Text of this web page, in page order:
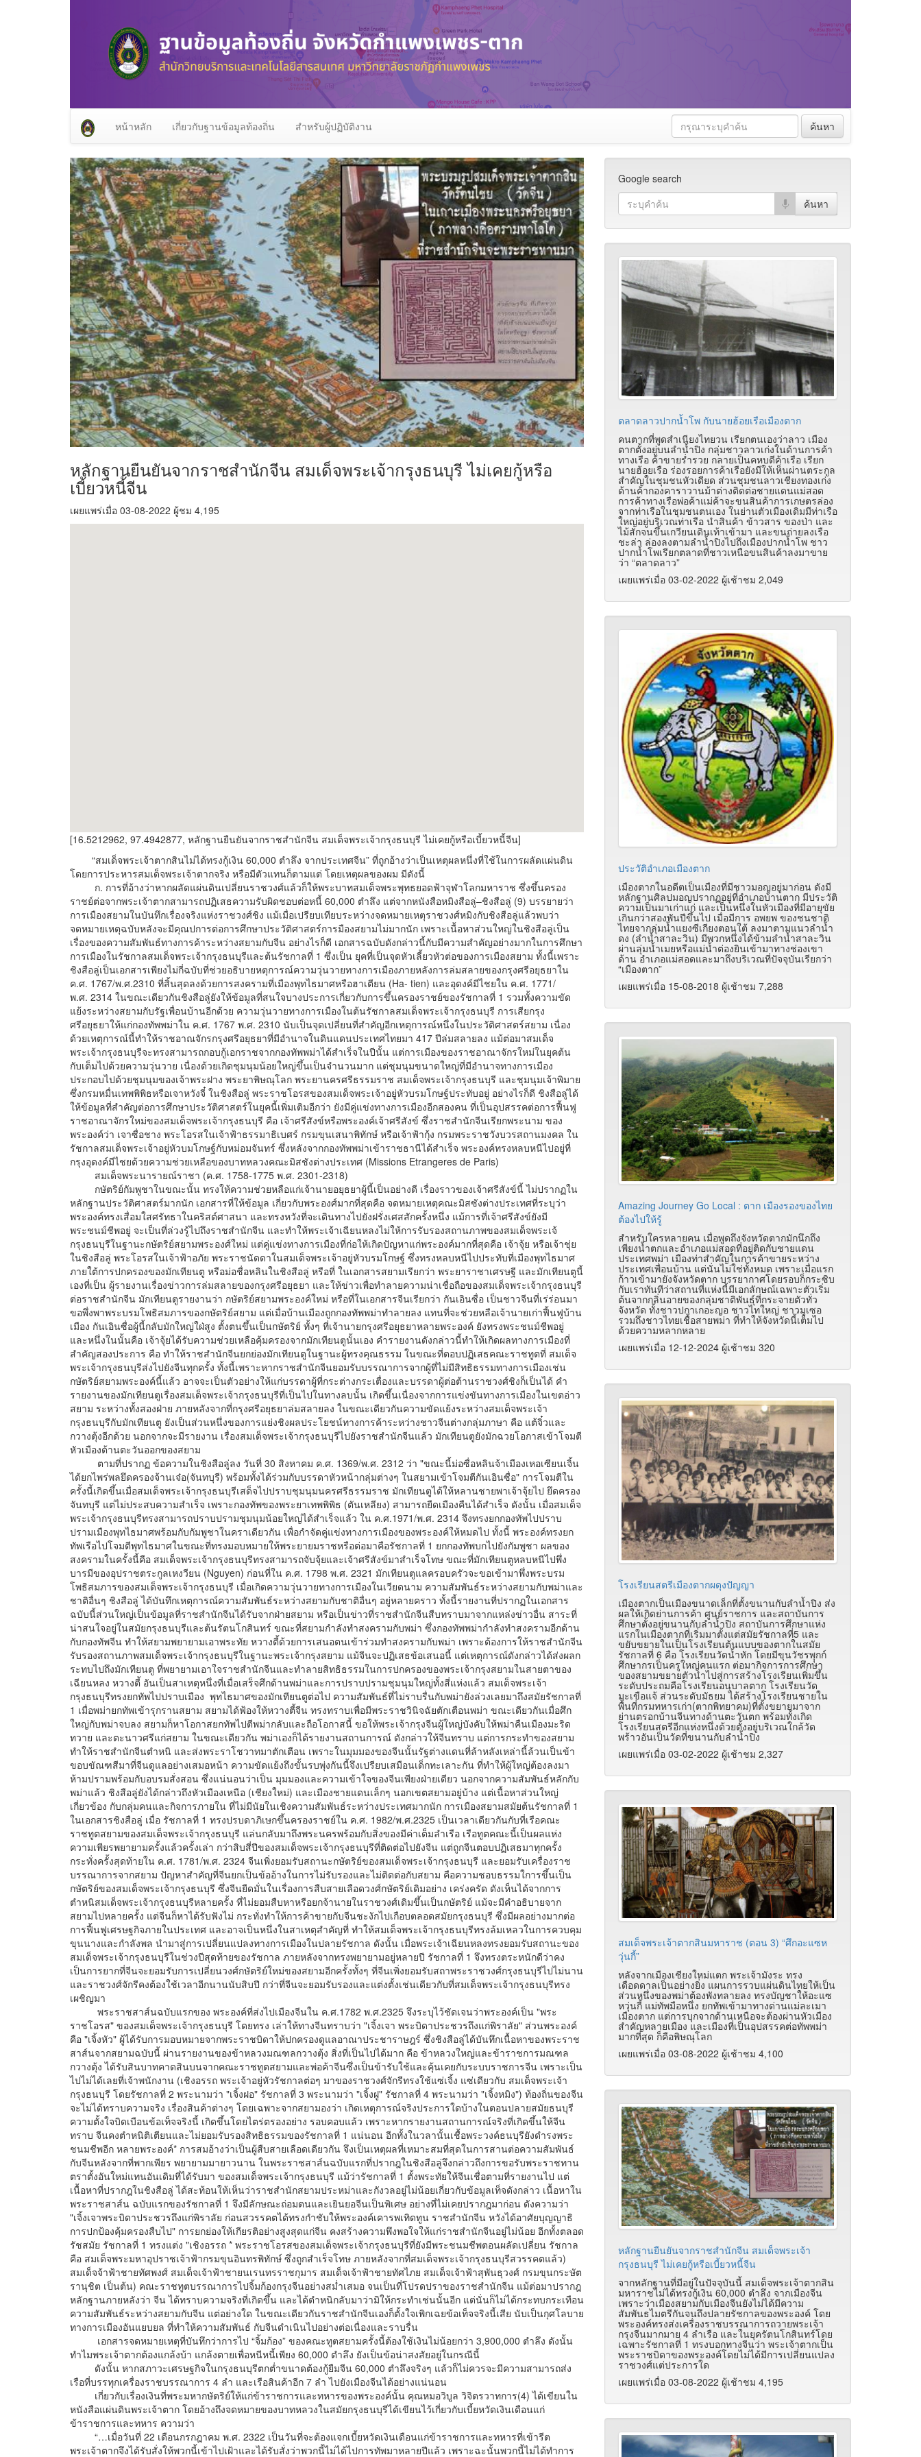
หน้าหลัก เกี่ยวกับฐานข้อมูลท้องถิ่น สำหรับผู้ปฏิบัติงาน ค้นหา
หลักฐานยืนยันจากราชสำนักจีน สมเด็จพระเจ้ากรุงธนบุรี ไม่เคยกู้หรือ
เบี้ยวหนี้จีน
เผยแพร่เมื่อ 03-08-2022 ผู้ชม 4,195
[16.5212962, 97.4942877, หลักฐานยืนยันจากราชสำนักจีน สมเด็จพระเจ้ากรุงธนบุรี ไม่เคยกู้หรือเบี้ยวหนี้จีน]
“สมเด็จพระเจ้าตากสินไม่ได้ทรงกู้เงิน 60,000 ตำลึง จากประเทศจีน” ที่ถูกอ้างว่าเป็นเหตุผลหนึ่งที่ใช้ในการผลัดแผ่นดิน
โดยการประหารสมเด็จพระเจ้าตากจริง หรือมีตัวแทนก็ตามแต่ โดยเหตุผลของผม มีดังนี้
ก. การที่อ้างว่าหากผลัดแผ่นดินเปลี่ยนราชวงศ์แล้วก็ให้พระบาทสมเด็จพระพุทธยอดฟ้าจุฬาโลกมหาราช ซึ่งขึ้นครอง
ราชย์ต่อจากพระเจ้าตากสามารถปฏิเสธความรับผิดชอบต่อหนี้ 60,000 ตำลึง แต่จากหนังสือหมิงสือลู่–ชิงสือลู่ (9) บรรยายว่า
การเมืองสยามในบันทึกเรื่องจริงแห่งราชวงศ์ชิง แม้เมื่อเปรียบเทียบระหว่างจดหมายเหตุราชวงศ์หมิงกับชิงสือลู่แล้วพบว่า
จดหมายเหตุฉบับหลังจะมีคุณปการต่อการศึกษาประวัติศาสตร์การมืองสยามไม่มากนัก เพราะเนื้อหาส่วนใหญ่ในชิงสือลู่เป็น
เรื่องของความสัมพันธ์ทางการค้าระหว่างสยามกับจีน อย่างไรก็ดี เอกสารฉบับดังกล่าวนี้กับมีความสำคัญอย่างมากในการศึกษา
การเมืองในรัชกาลสมเด็จพระเจ้ากรุงธนบุรีและต้นรัชกาลที่ 1 ซึ่งเป็น ยุคที่เป็นจุดหัวเลี้ยวหัวต่อของการเมืองสยาม ทั้งนี้เพราะ
ชิงสือลู่เป็นเอกสารเพียงไม่กี่ฉบับที่ช่วยอธิบายหตุการณ์ความวุ่นวายทางการเมืองภายหลังการล่มสลายของกรุงศรีอยุธยาใน
ค.ศ. 1767/พ.ศ.2310 ที่สิ้นสุดลงด้วยการสงครามที่เมืองพุทไธมาศหรือฮาเตียน (Ha- tien) และอุดงค์มีไชยใน ค.ศ. 1771/
พ.ศ. 2314 ในขณะเดียวกันชิงสือลู่ยังให้ข้อมูลที่สนใจบางประการเกี่ยวกับการขึ้นครองราชย์ของรัชกาลที่ 1 รวมทั้งความขัด
แย้งระหว่างสยามกับรัฐเพื่อนบ้านอีกด้วย ความวุ่นวายทางการเมืองในต้นรัชกาลสมเด็จพระเจ้ากรุงธนบุรี การเสียกรุง
ศรีอยุธยาให้แก่กองทัพพม่าใน ค.ศ. 1767 พ.ศ. 2310 นับเป็นจุดเปลี่ยนที่สำคัญอีกเหตุการณ์หนึ่งในประวัติศาสตร์สยาม เนื่อง
ด้วยเหตุการณ์นี้ทำให้ราชอาณจักรกรุงศรีอยุธยาที่มีอำนาจในดินแดนประเทศไทยมา 417 ปีล่มสลายลง แม้ต่อมาสมเด็จ
พระเจ้ากรุงธนบุรีจะทรงสามารถกอบกู้เอกราชจากกองทัพพม่าได้สำเร็จในปีนั้น แต่การเมืองของราชอาณาจักรใหม่ในยุคต้น
กับเต็มไปด้วยความวุ่นวาย เนื่องด้วยเกิดชุมนุมน้อยใหญ่ขึ้นเป็นจำนวนมาก แต่ชุมนุมขนาดใหญ่ที่มีอำนาจทางการเมือง
ประกอบไปด้วยชุมนุมของเจ้าพระฝาง พระยาพิษณุโลก พระยานครศรีธรรมราช สมเด็จพระเจ้ากรุงธนบุรี และชุมนุมเจ้าพิมาย
ซึ่งกรมหมื่นเทพพิพิธหรือเจาหวังจี๋ ในชิงสือลู่ พระราชโอรสของสมเด็จพระเจ้าอยู่หัวบรมโกษฐ์ประทับอยู่ อย่างไรก็ดี ชิงสือลู่ได้
ให้ข้อมูลที่สำคัญต่อการศึกษาประวัติศาสตร์ในยุคนี้เพิ่มเติมอีกว่า ยังมีคู่แข่งทางการเมืองอีกสองคน ที่เป็นอุปสรรคต่อการฟื้นฟู
ราชอาณาจักรใหม่ของสมเด็จพระเจ้ากรุงธนบุรี คือ เจ้าศรีสังข์หรือพระองค์เจ้าศรีสังข์ ซึ่งราชสำนักจีนเรียกพระนาม ของ
พระองค์ว่า เจาซื่อชาง พระโอรสในเจ้าฟ้าธรรมาธิเบศร์ กรมขุนเสนาพิทักษ์ หรือเจ้าฟ้ากุ้ง กรมพระราชวังบวรสถานมงคล ใน
รัชกาลสมเด็จพระเจ้าอยู่หัวบมโกษฐ์กับหม่อมจันทร์ ซึ่งหลังจากกองทัพพม่าเข้าราชธานีได้สำเร็จ พระองค์ทรงหลบหนีไปอยู่ที่
กรุงอุดงค์มีไชยด้วยความช่วยเหลือของบาทหลวงคณะมิสชังต่างประเทศ (Missions Etrangeres de Paris)
สมเด็จพระนารายณ์ราชา (ค.ศ. 1758-1775 พ.ศ. 2301-2318)
กษัตริย์กัมพูชาในขณะนั้น ทรงให้ความช่วยหลือแก่เจ้านายอยุธยาผู้นี้เป็นอย่างดี เรื่องราวของเจ้าศรีสังข์นี้ ไม่ปรากฏใน
หลักฐานประวัติศาสตร์มากนัก เอกสารที่ให้ข้อมูล เกี่ยวกับพระองศ์มากที่สุดคือ จดหมายเหตุคณะมิสซังต่างประเทศที่ระบุว่า
พระองค์ทรงเสื่อมใสศรัทธาในคริสต์ศาสนา และทรงหวังที่จะเดินทางไปยังฝรั่งเศสสักครั้งหนึ่ง แม้การที่เจ้าศรีสังข์ยังมี
พระชนม์ชีพอยู่ จะเป็นที่ล่วงรู้ไปถึงราชสำนักจีน และทำให้พระเจ้าเฉียนหลงไม่ให้การรับรองสถานภาพของสมเด็จพระเจ้
กรุงธนบุรีในฐานะกษัตริย์สยามพระองศ์ใหม่ แต่คู่แข่งทางการเมืองที่ก่อให้เกิดปัญหาแก่พระองค์มากที่สุดคือ เจ้าจุ้ย หรือเจ้าชุ่ย
ในชิงสือลู่ พระโอรสในเจ้าฟ้าอภัย พระราชนัดดาในสมเด็จพระเจ้าอยู่หัวบรมโกษฐ์ ซึ่งทรงหลบหนีไปประทับที่เมืองพุทไธมาศ
ภายใต้การปกครองของมักเทียนตู หรือม่อชื่อหลินในชิงสือลู่ หรือที่ ในเอกสารสยามเรียกว่า พระยาราชาเศรษฐี และมักเทียนตูนี้
เองที่เป็น ผู้รายงานเรื่องข่าวการล่มสลายของกรุงศรีอยุธยา และให้ข่าวเพื่อทำลายความน่าเชื่อถือของสมเด็จพระเจ้ากรุงธนบุรี
ต่อราชสำนักจีน มักเทียนตูรายงานว่า กษัตริย์สยามพระองค์ใหม่ หรือที่ในเอกสารจีนเรียกว่า กันเอินซื่อ เป็นชาวจีนที่เร่ร่อนมา
ขอพึ่งพาพระบรมโพธิสมภารของกษัตริย์สยาม แต่เมื่อบ้านเมืองถูกกองทัพพม่าทำลายลง แทนที่จะช่วยหลือเจ้านายเก่าฟื้นฟูบ้าน
เมือง กันเอินซื่อผู้นี้กลับมักใหญ่ใฝ่สูง ตั้งตนขึ้นเป็นกษัตริย์ ทั้งๆ ที่เจ้านายกรุงศรีอยุธยาหลายพระองค์ ยังทรงพระชนม์ชีพอยู่
และหนึ่งในนั้นคือ เจ้าจุ้ยได้รับความช่วยเหลือคุ้มครองจากมักเทียนตูนั้นเอง คำรายงานดังกล่าวนี้ทำให้เกิดผลทางการเมืองที่
สำคัญสองประการ คือ ทำให้ราชสำนักจีนยกย่องมักเทียนตูในฐานะผู้ทรงคุณธรรม ในขณะที่ตอบปฏิเสธคณะราชทูตที่ สมเด็จ
พระเจ้ากรุงธนบุรีส่งไปยังจีนทุกครั้ง ทั้งนี้เพราะหากราชสำนักจีนยอมรับบรรณาการจากผู้ที่ไม่มีสิทธิธรรมทางการเมืองเช่น
กษัตริย์สยามพระองค์นี้แล้ว อาจจะเป็นตัวอย่างให้แก่บรรดาผู้ที่กระต่างกระเตื่องและบรรดาผู้ต่อต้านราชวงศ์ชิงก็เป็นได้ คำ
รายงานของมักเทียนตูเรื่องสมเด็จพระเจ้ากรุงธนบุรีที่เป็นไปในทางลบนั้น เกิดขึ้นเนื่องจากการแข่งขันทางการเมืองในเขตอ่าว
สยาม ระหว่างทั้งสองฝ่าย ภายหลังจากที่กรุงศรีอยุธยาล่มสลายลง ในขณะเดียวกันความขัดแย้งระหว่างสมเด็จพระเจ้า
กรุงธนบุรีกับมักเทียนตู ยังเป็นส่วนหนึ่งของการแย่งชิงผลประโยชน์ทางการค้าระหว่างชาวจีนต่างกลุ่มภาษา คือ แต้จิ๋วและ
กวางตุ้งอีกด้วย นอกจากจะมีรายงาน เรื่องสมเด็จพระเจ้ากรุงธนบุรีไปยังราชสำนักจีนแล้ว มักเทียนตูยังมักฉวยโอกาสเข้าโจมตี
หัวเมืองต้านตะวันออกของสยาม
ตามที่ปรากฏ ข้อความในชิงสือลู่ลง วันที่ 30 สิงหาคม ค.ศ. 1369/พ.ศ. 2312 ว่า "ขณะนี้ม่อซื่อหลินจ้าเมืองเหอเซียนเจิ้น
ได้ยกไพร่พลยึดครองจ้านเจ๋อ(จันทบุรี) พร้อมทั้งได้ร่วมกับบรรดาหัวหน้ากลุ่มต่างๆ ในสยามเข้าโจมตีกันเอินซื่อ" การโจมตีใน
ครั้งนี้เกิดขึ้นเมื่อสมเด็จพระเจ้ากรุงธนบุรีเสด็จไปปราบชุมนุมนครศรีธรรมราช มักเทียนตูได้ให้หลานชายพาเจ้าจุ้ยไป ยึดครอง
จันทบุรี แต่ไม่ประสบความสำเร็จ เพราะกองทัพของพระยาเทพพิพิธ (ตันเหลียง) สามารถยืดเมืองคืนได้สำเร็จ ดังนั้น เมื่อสมเด็จ
พระเจ้ากรุงธนบุรีทรงสามารถปราบปรามชุมนุมน้อยใหญ่ได้สำเร็จแล้ว ใน ค.ศ.1971/พ.ศ. 2314 จึงทรงยกกองทัพไปปราบ
ปรามเมืองพุทไธมาศพร้อมกับกัมพูชาในคราเดียวกัน เพื่อกำจัดคู่แข่งทางการเมืองของพระองค์ให้หมดไป ทั้งนี้ พระองค์ทรงยก
ทัพเรือไปโจมตีพุทไธมาศในขณะที่ทรงมอบหมายให้พระยายมราชหรือต่อมาคือรัชกาลที่ 1 ยกกองทัพบกไปยังกัมพูชา ผลของ
สงครามในครั้งนี้คือ สมเด็จพระเจ้ากรุงธนบุรีทรงสามารถจับจุ้ยและเจ้าศรีสังข์มาสำเร็จโทษ ขณะที่มักเทียนตูหลบหนีไปพึ่ง
บารมีของอุปราชตระกูลเหงวียน (Nguyen) ก่อนที่ใน ค.ศ. 1798 พ.ศ. 2321 มักเทียนตูแลครอบครัวจะขอเข้ามาพึ่งพระบรม
โพธิสมภารของสมเด็จพระเจ้ากรุงธนบุรี เมื่อเกิดความวุ่นวายทางการเมืองในเวียดนาม ความสัมพันธ์ระหว่างสยามกับพม่าและ
ชาติอื่นๆ ชิงสือลู่ ได้บันทึกเหตุการณ์ความสัมพันธ์ระหว่างสยามกับชาติอื่นๆ อยู่หลายคราว ทั้งนี้รายงานที่ปรากฏในเอกสาร
ฉบับนี้ส่วนใหญ่เป็นข้อมูลที่ราชสำนักจีนได้รับจากฝ่ายสยาม หรือเป็นข่าวที่ราชสำนักจีนสืบทราบมาจากแหล่งข่าวอื่น สาระที่
น่าสนใจอยู่ในสมัยกรุงธนบุรีและต้นรัตนโกสินทร์ ขณะที่สยามกำลังทำสงครามกับพม่า ซึ่งกองทัพพม่ากำลังทำสงครามอีกด้าน
กับกองทัพจีน ทำให้สยามพยายามเอาพระทัย หวางตี้ด้วยการเสนอตนเข้าร่วมทำสงครามกับพม่า เพราะต้องการให้ราชสำนักจีน
รับรองสถานภาพสมเด็จพระเจ้ากรุงธนบุรีในฐานะพระเจ้ากรุงสยาม แม้จีนจะปฏิเสธข้อเสนอนี้ แต่เหตุการณ์ดังกล่าวได้ส่งผลก
ระทบไปถึงมักเทียนตู ที่พยายามเอาใจราชสำนักจีนและทำลายสิทธิธรรมในการปกครองของพระเจ้ากรุงสยามในสายตาของ
เฉียนหลง หวางตี้ อันเป็นสาเหตุหนึ่งที่เมื่อเสร็จศึกด้านพม่าและการปราบปรามชุมนุมใหญ่ทั้งสี่แห่งแล้ว สมเด็จพระเจ้า
กรุงธนบุรีทรงยกทัพไปปราบเมือง พุทไธมาศของมักเทียนตูต่อไป ความสัมพันธ์ที่ไม่ราบรื่นกับพม่ายังล่วงเลยมาถึงสมัยรัชกาลที่
1 เมื่อพม่ายกทัพเข้ารุกรานสยาม สยามได้ฟ้องให้หวางตี้จีน ทรงทราบเพื่อมีพระราชวินิจฉัยตักเตือนพม่า ขณะเดียวกันเมื่อศึก
ใหญ่กับพม่าจบลง สยามก็หาโอกาสยกทัพไปตีพม่ากลับและถือโอกาสนี้ ขอให้พระเจ้ากรุงจีนผู้ใหญ่บังคับให้พม่าคืนเมืองมะริด
ทวาย และตะนาวศรีแก่สยาม ในขณะเดียวกัน พม่าเองก็ได้รายงานสถานการณ์ ดังกล่าวให้จีนทราบ แต่การกระทำของสยาม
ทำให้ราชสำนักจีนตำหนิ และส่งพระราโชวาทมาตักเตือน เพราะในมุมมองของจีนนั้นรัฐต่างแดนที่ล้าหลังเหล่านี้ล้วนเป็นข้า
ขอบขัณฑสีมาที่จีนดูแลอย่างเสมอหน้า ความขัดแย้งถึงขั้นรบพุ่งกันนี้จึงเปรียบเสมือนเด็กทะเลาะกัน ที่ทำให้ผู้ใหญ่ต้องลงมา
ห้ามปรามพร้อมกับอบรมสั่งสอน ซึ่งแน่นอนว่าเป็น มุมมองและความเข้าใจของจีนเพียงฝ่ายเดียว นอกจากความสัมพันธ์หลักกับ
พม่าแล้ว ชิงสือลู่ยังได้กล่าวถึงหัวเมืองเหนือ (เชียงใหม่) และเมืองชายแดนเล็กๆ นอกเขตสยามอยู่บ้าง แต่เนื้อหาส่วนใหญ่
เกี่ยวข้อง กับกลุ่มคนและกิจการภายใน ที่ไม่มีนัยในเชิงความสัมพันธ์ระหว่างประเทศมากนัก การเมืองสยามสมัยต้นรัชกาลที่ 1
ในเอกสารชิงสือลู่ เมื่อ รัชกาลที่ 1 ทรงปรบดาภิเษกขึ้นครองราชย์ใน ค.ศ. 1982/พ.ศ.2325 เป็นเวลาเดียวกันกับที่เรือคณะ
ราชทูตสยามของสมเด็จพระเจ้ากรุงธนบุรี แล่นกลับมาถึงพระนครพร้อมกับสิ่งของมีค่าเต็มลำเรือ เรือทูตคณะนี้เป็นผลแห่ง
ความเพียรพยายามครั้งแล้วครั้งเล่า กว่าสิบสี่ปีของสมเด็จพระเจ้ากรุงธนบุรีที่ติดต่อไปยังจีน แต่ถูกจีนตอบปฏิเสธมาทุกครั้ง
กระทั่งครั้งสุดท้ายใน ค.ศ. 1781/พ.ศ. 2324 จีนเพิ่งยอมรับสถานะกษัตริย์ของสมเด็จพระเจ้ากรุงธนบุรี และยอมรับเครื่องราช
บรรณาการจากสยาม ปัญหาสำคัญที่จีนยกเป็นข้ออ้างในการไม่รับรองและไม่ติดต่อกับสยาม คือความชอบธรรมใการขึ้นเป็น
กษัตริย์ของสมเด็จพระเจ้ากรุงธนบุรี ซึ่งจีนยืดมั่นในเรื่องการสืบสายเลือดวงศ์กษัตริย์เดิมอย่าง เคร่งครัด ดังเห็นได้จากการ
ตำหนิสมเด็จพระเจ้ากรุงธนบุรีหลายครั้ง ที่ไม่ยอมสืบหาหรือยกจ้านายในราชวงศ์เดิมขึ้นเป็นกษัตริย์ แม้จะมีคำอธิบายจาก
สยามไปหลายครั้ง แต่จีนก็หาได้รับฟังไม่ กระทั่งทำให้การค้าขายกับจีนชะงักไปเกือบตลอดสมัยกรุงธนบุรี ซึ่งมีผลอย่างมากต่อ
การฟื้นฟูเศรษฐกิจภายในประเทศ และอาจเป็นหนึ่งในสาเหตุสำคัญที่ ทำให้สมเด็จพระเจ้ากรุงธนบุรีทรงล้มเหลวในการควบคุม
ขุนนางและกำลังพล นำมาสู่การเปลี่ยนแปลงทางการเมืองในปลายรัชกาล ดังนั้น เมื่อพระเจ้าเฉียนหลงทรงยอมรับสถานะของ
สมเด็จพระเจ้ากรุงธนบุรีในช่วงปีสุดท้ายของรัชกาล ภายหลังจากทรงพยายามอยู่หลายปี รัชกาลที่ 1 จึงทรงตระหนักดีว่าคง
เป็นการยากที่จีนจะยอมรับการเปลี่ยนวงศ์กษัตริย์ใหม่ของสยามอีกครั้งทั้งๆ ที่จีนเพิ่งยอมรับสถาพระราชวงศ์กรุงธนบุรีไปไม่นาน
และราชวงศ์จักรีคงต้องใช้เวลาอีกนานนับสิบปี กว่าที่จีนจะยอมรับรองและแต่งตั้งเช่นเดียวกับที่สมเด็จพระเจ้ากรุงธนบุรีทรง
เผชิญมา
พระราชสาส์นฉบับแรกของ พระองค์ที่ส่งไปเมืองจีนใน ค.ศ.1782 พ.ศ.2325 จึงระบุไว้ชัดเจนว่าพระองค์เป็น "พระ
ราชโอรส" ของสมเด็จพระเจ้ากรุงธนบุรี โดยทรง เล่าให้ทางจีนทราบว่า "เจิ้งเจา พระบิดาประชวรถึงแก่พิราลัย" ส่วนพระองค์
คือ "เจิ้งหัว" ผู้ได้รับการมอบหมายจากพระราชบิดาให้ปกครองดูแลอาณาประชาราษฎร์ ซึ่งชิงสือลู่ได้บันทึกเนื้อหาของพระราช
สาส์นจากสยามฉบับนี้ ผ่านรายงานของข้าหลวงมณฑลกวางตุ้ง สิ่งที่เป็นไปได้มาก คือ ข้าหลวงใหญ่และข้าราชการมณฑล
กวางตุ้ง ได้รับสินบาทคาดสินบนจากคณะราชทูตสยามและพ่อค้าจีนซึ่งเป็นข้ารับใช้และคุ้นเคยกับระบบราชการจีน เพราะเป็น
ไปไม่ได้เลยที่เจ้าพนักงาน (เชิงอรรถ พระเจ้าอยู่หัวรัชกาลต่อๆ มาของราชวงศ์จักรีทรงใช้แซ่เจิ้ง แซ่เดียวกับ สมเด็จพระเจ้า
กรุงธนบุรี โดยรัชกาลที่ 2 พระนามว่า "เจิ้งฝอ" รัชกาลที่ 3 พระนามว่า "เจิ้งฝู" รัชกาลที่ 4 พระนามว่า "เจิ้งหมิง") ท้องถิ่นของจีน
จะไม่ได้ทราบความจริง เรื่องสินค้าต่างๆ โดยเฉพาะจากสยามองว่า เกิดเหตุการณ์จริงประการใดบ้างในตอนปลายสมัยธนบุรี
ความตั้งใจบิดเบือนข้อเท็จจริงนี้ เกิดขึ้นโดยไตร่ตรองอย่าง รอบคอบแล้ว เพราะหากรายงานสถานการณ์จริงที่เกิดขึ้นให้จีน
ทราบ จีนคงตำหนิติเตียนและไม่ยอมรับรองสิทธิธรรมของรัชกาลที่ 1 แน่นอน อีกทั้งในวลานั้นเชื้อพระวงค์ธนบุรียังดำรงพระ
ชนมชีพอีก หลายพระองค์* การสมอ้างว่าเป็นผู้สืบสายเลือดเดียวกัน จึงเป็นเหตุผลที่เหมาะสมที่สุดในการสานต่อความสัมพันธ์
กับจีนหลังจากที่พากเพียร พยายามมายาวนาน ในพระราชสาส์นฉบับแรกที่ปรากฎในชิงสือลู่จึงกล่าวถึงการขอรับพระราชทาน
ตราตั้งอันใหม่แทนอันเดิมที่ได้รับมา ของสมเด็จพระเจ้ากรุงธนบุรี แม้ว่ารัชกาลที่ 1 ตั้งพระทัยให้จีนเชื่อตามที่รายงานไป แต่
เนื้อหาที่ปรากฎในชิงสือลู่ ได้สะท้อนให้เห็นว่าราชสำนักสยามประหม่าและกังวลอยู่ไม่น้อยเกี่ยวกับข้อมูลเท็จดังกล่าว เนื้อหาใน
พระราชสาส์น ฉบับแรกของรัชกาลที่ 1 จึงมีลักษณะถ่อมตนและเยินยอจีนเป็นพิเศษ อย่างที่ไม่เคยปรากฎมาก่อน ดังความว่า
"เจิ้งเจาพระบิดาประชวรถึงแก่พิราลัย ก่อนสวรรคตได้ทรงกำชับให้พระองค์เคารพเทิดทูน ราชสำนักจีน หวังได้อาศัยบุญญาธิ
การปกป้องคุ้มครองสืบไป" การยกย่องให้เกียรติอย่างสูงสุดแก่จีน คงสร้างความพึงพอใจให้แก่ราชสำนักจีนอยู่ไม่น้อย อีกทั้งตลอด
รัชสมัย รัชกาลที่ 1 ทรงแต่ง "เชิงอรรถ * พระราชโอรสของสมเด็จพระเจ้ากรุงธนบุรีที่ยังมีพระชนมชีพตอนผลัดเปลี่ยน รัชกาล
คือ สมเด็จพระมหาอุปราชเจ้าฟ้ากรมขุนอินทรพิทักษ์ ซึ่งถูกสำเร็จโทษ ภายหลังจากที่สมเด็จพระเจ้ากรุงธนบุรีสวรรคตแล้ว)
สมเด็จจ้าฟ้าชายทัศพงศ์ สมเด็จเจ้าฟ้าชายนเรนทรราชกุมาร สมเด็จเจ้าฟ้าชายทัศไภย สมเด็จเจ้าฟ้าสุพันธุวงศ์ กรมขุนกระษัต
รานุชิต เป็นต้น) คณะราชทูตบรรณาการไปจิ้มก้องกรุงจีนอย่างสม่ำเสมอ จนเป็นที่โปรดปราของราชสำนักจีน แม้ต่อมาปรากฎ
หลักฐานภายหลังว่า จีน ได้ทราบความจริงที่เกิดขึ้น และได้ตำหนิกลับมาว่ามิให้กระทำเช่นนั้นอีก แต่นั่นก็ไม่ได้กระทบกระเทือน
ความสัมพันธ์ระหว่างสยามกับจีน แต่อย่างใด ในขณะเดียวกันราชสำนักจีนเองก็ตั้งใจเพิกเฉยข้อเท็จจริงนี้เสีย นับเป็นกุศโลบาย
ทางการเมืองอันแยบยล ที่ทำให้ความสัมพันธ์ กับจีนดำเนินไปอย่างต่อเนื่องและราบรื่น
เอกสารจดหมายเหตุที่บันทึกว่าการไป “จิ้มก้อง” ของคณะทูตสยามครั้งนี้ต้องใช้เงินไม่น้อยกว่า 3,900,000 ตำลึง ดังนั้น
ทำไมพระเจ้าตากต้องแกล้งบ้า แกล้งตายเพื่อหนีหนี้เพียง 60,000 ตำลึง ยังเป็นข้อน่าสงสัยอยู่ในกรณีนี้
ดังนั้น หากสภาวะเศรษฐกิจในกรุงธนบุรีตกต่ำขนาดต้องกู้ยืมจีน 60,000 ตำลึงจริงๆ แล้วก็ไม่ควรจะมีความสามารถส่ง
เรือที่บรรทุกเครื่องราชบรรณาการ 4 ลำ และเรือสินค้าอีก 7 ลำ ไปยังเมืองจีนได้อย่างแน่นอน
เกี่ยวกับเรื่องเงินที่พระมหากษัตริย์ให้แก่ข้าราชการและทหารของพระองค์นั้น คุณหมอวิบูล วิจิตรวาทการ(4) ได้เขียนใน
หนังสือแผ่นดินพระเจ้าตาก โดยอ้างถึงจดหมายของบาทหลวงในสมัยกรุงธนบุรีได้เขียนไว้เกี่ยวกับเบี้ยหวัดเงินเดือนแก่
ข้าราชการและทหาร ความว่า
“…เมื่อวันที่ 22 เดือนกรกฎาคม พ.ศ. 2322 เป็นวันที่จะต้องแจกเบี้ยหวัดเงินเดือนแก่ข้าราชการและทหารที่เข้ารีต
พระเจ้าตากจึงได้รับสั่งให้พวกนี้เข้าไปเฝ้าและได้รับสั่งว่าพวกนี้ไม่ได้ไปการทัพมาหลายปีแล้ว เพราะฉะนั้นพวกนี้ไม่ได้ทำการ
Google search
ตลาดลาวปากน้ำโพ กับนายฮ้อยเรือเมืองตาก
คนตากที่พูดสำเนียงไทยวน เรียกตนเองว่าลาว เมือง
ตากตั้งอยู่บนลำน้ำปิง กลุ่มชาวลาวเก่งในด้านการค้า
ทางเรือ ค้าขายร่ำรวย กลายเป็นคหบดีค้าเรือ เรียก
นายฮ้อยเรือ ร่องรอยการค้าเรือยังมีให้เห็นผ่านตระกูล
สำคัญในชุมชนหัวเดียด ส่วนชุมชนลาวเชียงทองเก่ง
ด้านค้ากองคาราวานม้าต่างติดต่อชายแดนแม่สอด
การค้าทางเรือพ่อค้าแม่ค้าจะขนสินค้าการเกษตรล่อง
จากท่าเรือในชุมชนตนเอง ในย่านตัวเมืองเดิมมีท่าเรือ
ใหญ่อยู่บริเวณท่าเรือ นำสินค้า ข้าวสาร ของป่า และ
ไม้สักจนขึ้นเกวียนเดินเท้าเข้ามา และขนถ่ายลงเรือ
ชะล่า ล่องลงตามลำน้ำปิงไปถึงเมืองปากน้ำโพ ชาว
ปากน้ำโพเรียกตลาดที่ชาวเหนือขนสินค้าลงมาขาย
ว่า “ตลาดลาว”
เผยแพร่เมื่อ 03-02-2022 ผู้เช้าชม 2,049
ประวัติอำเภอเมืองตาก
เมืองตากในอดีตเป็นเมืองที่มีชาวมอญอยู่มาก่อน ดังมี
หลักฐานศิลปมอญปรากฏอยู่ที่อำเภอบ้านตาก มีประวัติ
ความเป็นมาเก่าแก่ และเป็นหนึ่งในหัวเมืองที่มีอายุขัย
เกินกว่าสองพันปีขึ้นไป เมื่อมีการ อพยพ ของชนชาติ
ไทยจากลุ่มน้ำแยงซีเกียงตอนใต้ ลงมาตามแนวลำน้ำ
ดง (ลำน้ำสาละวิน) มีพวกหนึ่งได้ข้ามลำน้ำสาละวิน
ผ่านลุ่มน้ำเมยหรือแม่น้ำต่องยินเข้ามาทางช่องเขา
ด้าน อำเภอแม่สอดและมาถึงบริเวณที่ปัจจุบันเรียกว่า
“เมืองตาก”
เผยแพร่เมื่อ 15-08-2018 ผู้เช้าชม 7,288
Amazing Journey Go Local : ตาก เมืองรองของไทย
ต้องไปให้รู้
สำหรับใครหลายคน เมื่อพูดถึงจังหวัดตากมักนึกถึง
เพียงน้ำตกและอำเภอแม่สอดที่อยู่ติดกับชายแดน
ประเทศพม่า เมืองท่าสำคัญในการค้าขายระหว่าง
ประเทศเพื่อนบ้าน แต่นั่นไม่ใช่ทั้งหมด เพราะเมื่อแรก
ก้าวเข้ามายังจังหวัดตาก บรรยากาศโดยรอบก็กระซิบ
กับเราทันทีว่าสถานที่แห่งนี้มีเอกลักษณ์เฉพาะตัวเริ่ม
ต้นจากกลิ่นอายของกลุ่มชาติพันธุ์ที่กระจายตัวทั่ว
จังหวัด ทั้งชาวปกาเกอะญอ ชาวไทใหญ่ ชาวมูเซอ
รวมถึงชาวไทยเชื้อสายพม่า ที่ทำให้จังหวัดนี้เต็มไป
ด้วยความหลากหลาย
เผยแพร่เมื่อ 12-12-2024 ผู้เช้าชม 320
โรงเรียนสตรีเมืองตากผดุงปัญญา
เมืองตากเป็นเมืองขนาดเล็กที่ตั้งขนานกับลำน้ำปิง ส่ง
ผลให้เกิดย่านการค้า ศูนย์ราชการ และสถาบันการ
ศึกษาตั้งอยู่ขนานกับลำน้ำปิง สถาบันการศึกษาแห่ง
แรกในเมืองตากที่เริ่มมาตั้งแต่สมัยรัชกาลที่5 และ
ขยับขยายในเป็นโรงเรียนต้นแบบของตากในสมัย
รัชกาลที่ 6 คือ โรงเรียนวัดน้ำหัก โดยมีขุนวัชรพุุกก์
ศึกษากรเป็นครูใหญ่คนแรก ต่อมากิจการการศึกษา
ของสยามขยายตัวนำไปสู่การสร้างโรงเรียนเพิ่มขึ้น
ระดับประถมคือโรงเรียนอนุบาลตาก โรงเรียนวัด
มะเขือแจ้ ส่วนระดับมัธยม ได้สร้างโรงเรียนชายใน
พื้นที่กรมทหารเก่า(ตากพิทยาคม)ที่ตั้งขยายมาจาก
ย่านตรอกบ้านจีนทางด้านตะวันตก พร้อมทั้งเกิด
โรงเรียนสตรีอีกแห่งหนึ่งด้วยตั้งอยู่บริเวณใกล้วัด
พร้าวอันเป็นวัดที่ขนานกับลำน้ำปิง
เผยแพร่เมื่อ 03-02-2022 ผู้เช้าชม 2,327
สมเด็จพระเจ้าตากสินมหาราช (ตอน 3) “ศึกอะแซห
วุ่นกี้”
หลังจากเมืองเชียงใหม่แตก พระเจ้ามังระ ทรง
เดือดดาลเป็นอย่างยิ่ง แผนการรวบแผ่นดินไทยให้เป็น
ส่วนหนึ่งของพม่าต้องพังทลายลง ทรงบัญชาให้อะแซ
หวุ่นกี้ แม่ทัพมือหนึ่ง ยกทัพเข้ามาทางด่านแม่ละเมา
เมืองตาก แต่การบุกจากด้านเหนือจะต้องผ่านหัวเมือง
สำคัญหลายเมือง และเมืองที่เป็นอุปสรรคต่อทัพพม่า
มากที่สุด ก็คือพิษณุโลก
เผยแพร่เมื่อ 03-08-2022 ผู้เช้าชม 4,100
หลักฐานยืนยันจากราชสำนักจีน สมเด็จพระเจ้า
กรุงธนบุรี ไม่เคยกู้หรือเบี้ยวหนี้จีน
จากหลักฐานที่มีอยู่ในปัจจุบันนี้ สมเด็จพระเจ้าตากสิน
มหาราชไม่ได้ทรงกู้เงิน 60,000 ตำลึง จากเมืองจีน
เพราะว่าเมืองสยามกับเมืองจีนยังไม่ได้มีความ
สัมพันธไมตรีกันจนถึงปลายรัชกาลของพระองค์ โดย
พระองค์ทรงส่งเครื่องราชบรรณาการถวายพระเจ้า
กรุงจีนมากมาย 4 ลำเรือ และในยุครัตนโกสินทร์โดย
เฉพาะรัชกาลที่ 1 ทรงบอกทางจีนว่า พระเจ้าตากเป็น
พระราชบิดาของพระองค์โดยไม่ได้มีการเปลี่ยนแปลง
ราชวงศ์แต่ประการใด
เผยแพร่เมื่อ 03-08-2022 ผู้เช้าชม 4,195